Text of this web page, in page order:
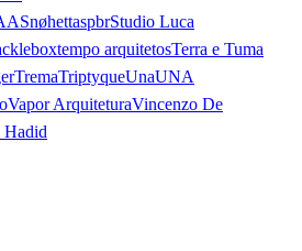
SnøhettaspbrStudio Luca
tempo arquitetosTerra e Tuma
TremaTriptyqueUnaUNA
Vapor ArquiteturaVincenzo De
Hadid